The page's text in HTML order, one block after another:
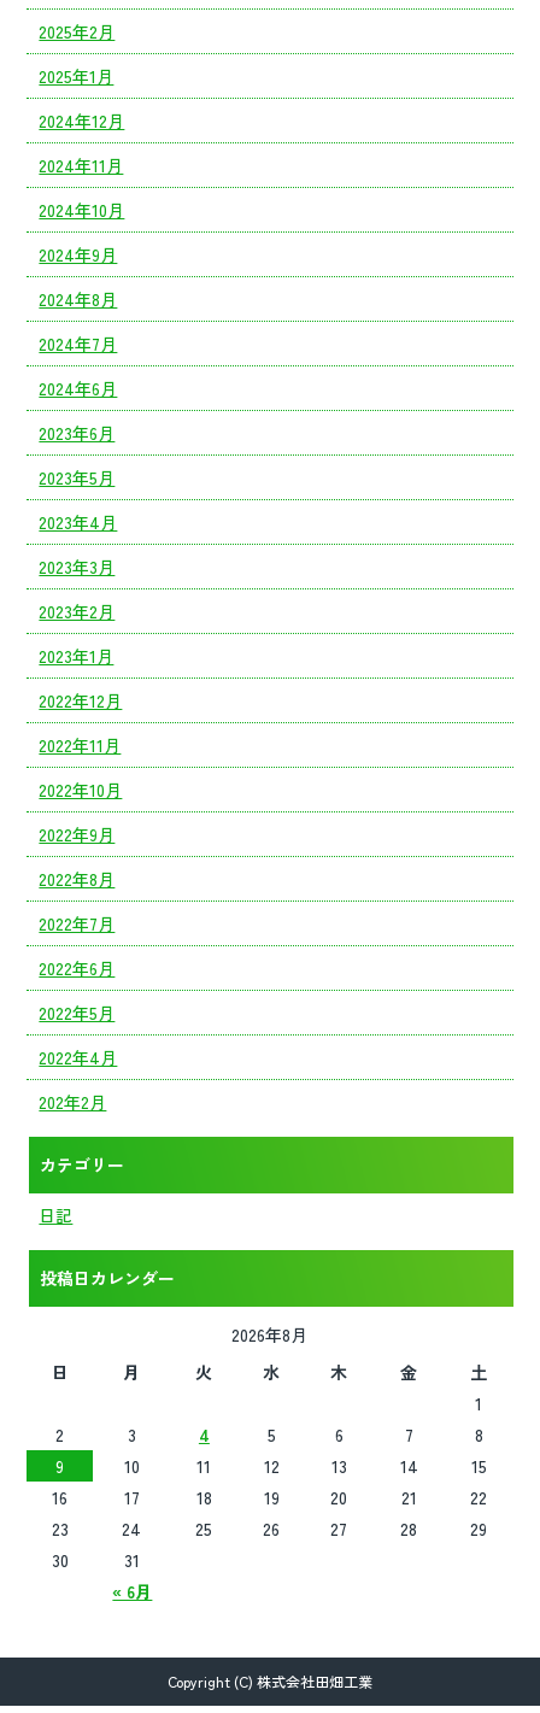
2025年2月
2025年1月
2024年12月
2024年11月
2024年10月
2024年9月
2024年8月
2024年7月
2024年6月
2023年6月
2023年5月
2023年4月
2023年3月
2023年2月
2023年1月
2022年12月
2022年11月
2022年10月
2022年9月
2022年8月
2022年7月
2022年6月
2022年5月
2022年4月
202年2月
カテゴリー
日記
投稿日カレンダー
2026年8月
日
月 火 水 木 金 土
« 6月
1
2
3 4 5 6 7
8
9
10 11 12 13 14
15
16
17 18 19 20 21
22
23
24 25 26 27 28
29
30
31
Copyright (C) 株式会社田畑工業